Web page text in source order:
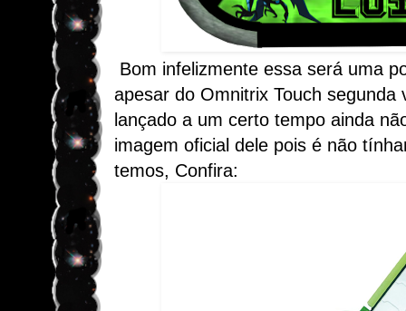
Bom infelizmente essa será uma
apesar do Omnitrix Touch segunda
lançado a um certo tempo ainda
imagem oficial dele pois é não
temos, Confira: